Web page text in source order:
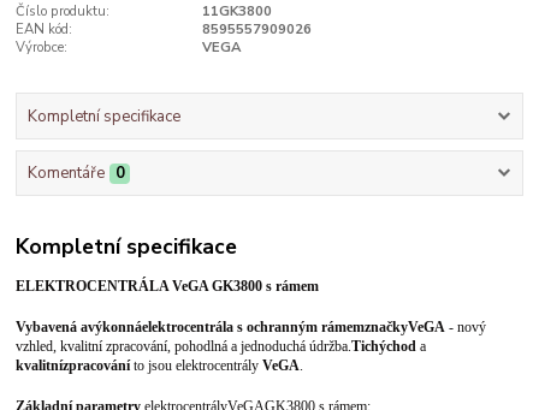
Číslo produktu:
11GK3800
EAN kód:
8595557909026
Výrobce:
VEGA
Kompletní specifikace
Komentáře 0
Kompletní specifikace
ELEKTROCENTRÁLA VeGA GK3800 s rámem
Vybavená avýkonnáelektrocentrála s ochranným rámemznačkyVeGA - nový
vzhled, kvalitní zpracování, pohodlná a jednoduchá údržba.Tichýchod a
kvalitnízpracováníto jsou elektrocentrályVeGA
Základní parametryelektrocentrályVeGAGK3800 s rámem: